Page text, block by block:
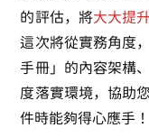
的評估，將大大提
這次將從實務角度
手冊」的內容架構
度落實環境，協助
件時能夠得心應手！